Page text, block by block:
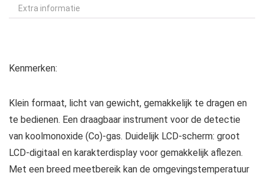
Extra informatie
Kenmerken:
Klein formaat, licht van gewicht, gemakkelijk te dragen en
te bedienen. Een draagbaar instrument voor de detectie
van koolmonoxide (Co)-gas. Duidelijk LCD-scherm: groot
LCD-digitaal en karakterdisplay voor gemakkelijk aflezen.
Met een breed meetbereik kan de omgevingstemperatuur